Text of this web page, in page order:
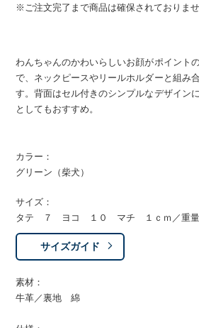
※ご注文完了まで商品は確保されておりませ
わんちゃんのかわいらしいお顔がポイント
で、ネックピースやリールホルダーと組み
す。背面はセル付きのシンプルなデザイン
としてもおすすめ。
カラー：
グリーン（柴犬）
サイズ：
タテ ７ ヨコ １０ マチ １ｃｍ／重
サイズガイド
素材：
牛革／裏地 綿